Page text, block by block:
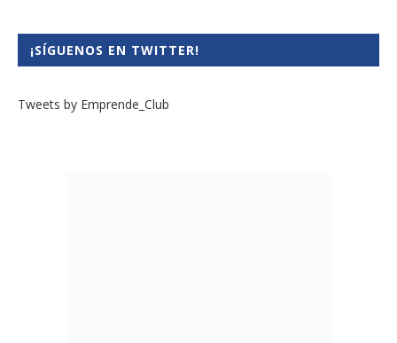
¡SÍGUENOS EN TWITTER!
Tweets by Emprende_Club